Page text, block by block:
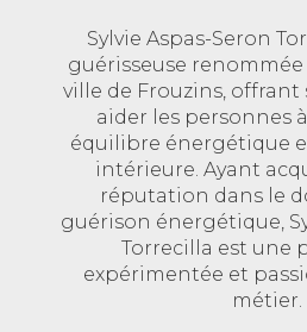
Sylvie Aspas-Seron
guérisseuse
ville de Frouzins, offrant
aider les personnes
équilibre énergétique
intérieure. Ayant
réputation dans le
guérison énergétique,
Torrecilla est une
expérimentée et
métier.